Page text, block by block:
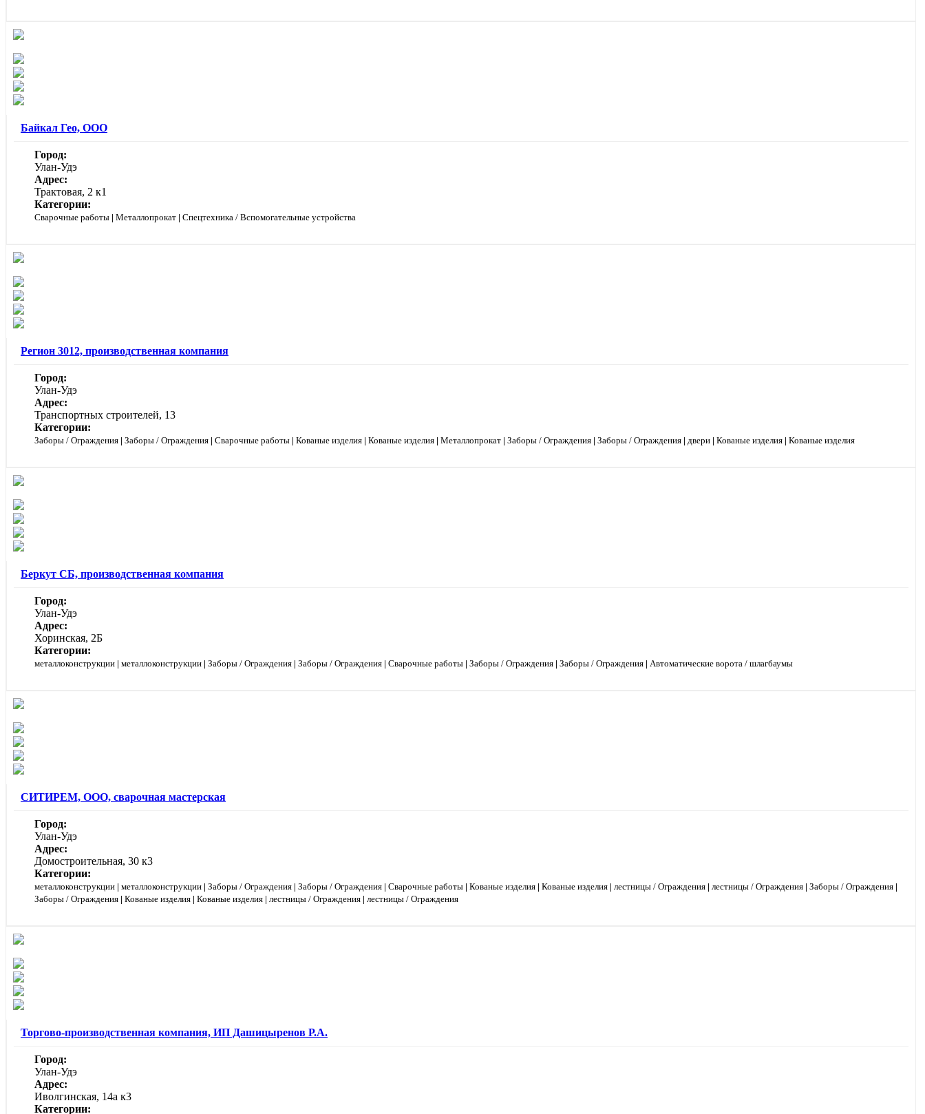
Байкал Гео, ООО
Город:
Улан-Удэ
Адрес:
Трактовая, 2 к1
Категории:
Сварочные работы | Металлопрокат | Спецтехника / Вспомогательные устройства
Регион 3012, производственная компания
Город:
Улан-Удэ
Адрес:
Транспортных строителей, 13
Категории:
Заборы / Ограждения | Заборы / Ограждения | Сварочные работы | Кованые изделия | Кованые изделия | Металлопрокат | Заборы / Ограждения | Заборы / Ограждения | двери | Кованые изделия | Кованые изделия
Беркут СБ, производственная компания
Город:
Улан-Удэ
Адрес:
Хоринская, 2Б
Категории:
металлоконструкции | металлоконструкции | Заборы / Ограждения | Заборы / Ограждения | Сварочные работы | Заборы / Ограждения | Заборы / Ограждения | Автоматические ворота / шлагбаумы
СИТИРЕМ, ООО, сварочная мастерская
Город:
Улан-Удэ
Адрес:
Домостроительная, 30 к3
Категории:
металлоконструкции | металлоконструкции | Заборы / Ограждения | Заборы / Ограждения | Сварочные работы | Кованые изделия | Кованые изделия | лестницы / Ограждения | лестницы / Ограждения | Заборы / Ограждения |
Заборы / Ограждения | Кованые изделия | Кованые изделия | лестницы / Ограждения | лестницы / Ограждения
Торгово-производственная компания, ИП Дашицыренов Р.А.
Город:
Улан-Удэ
Адрес:
Иволгинская, 14а к3
Категории: